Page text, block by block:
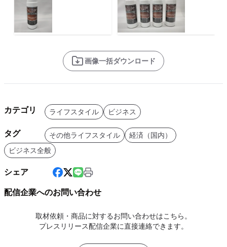
画像一括ダウンロード
カテゴリ ライフスタイル ビジネス
タグ その他ライフスタイル
経済（国内）
ビジネス全般
シェア
配信企業へのお問い合わせ
取材依頼・商品に対するお問い合わせはこちら。
プレスリリース配信企業に直接連絡できます。